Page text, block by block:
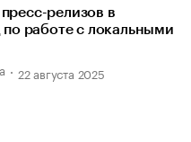
релизов в
по работе с локальными
22 августа 2025